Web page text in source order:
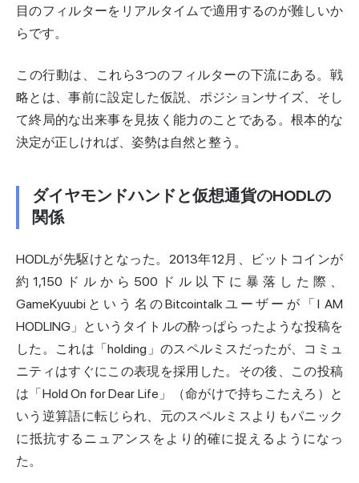
目のフィルターをリアルタイムで適用するのが難しいか
らです。
この行動は、これら3つのフィルターの下流にある。戦
略とは、事前に設定した仮説、ポジションサイズ、そし
て終局的な出来事を見抜く能力のことである。根本的な
決定が正しければ、姿勢は自然と整う。
ダイヤモンドハンドと仮想通貨のHODLの
関係
HODLが先駆けとなった。2013年12月、ビットコインが
約1,150ドルから500ドル以下に暴落した際、
GameKyuubiという名のBitcointalkユーザーが「I AM
HODLING」というタイトルの酔っぱらったような投稿を
した。これは「holding」のスペルミスだったが、コミュ
ニティはすぐにこの表現を採用した。その後、この投稿
は「Hold On for Dear Life」（命がけで持ちこたえろ）と
いう逆算語に転じられ、元のスペルミスよりもパニック
に抵抗するニュアンスをより的確に捉えるようになっ
た。